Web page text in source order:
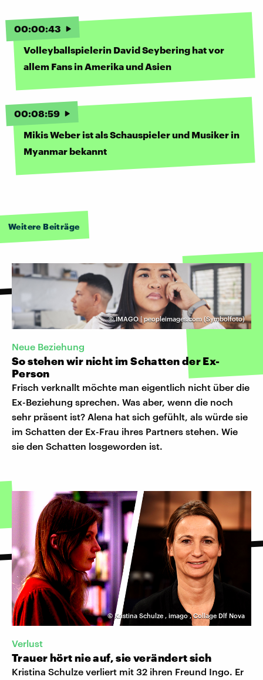
00:00:43
Volleyballspielerin David Seybering hat vor
allem Fans in Amerika und Asien
00:08:59
Mikis Weber ist als Schauspieler und Musiker in
Myanmar bekannt
Weitere Beiträge
©IMAGO | peopleimages.com (Symbolfoto)
Neue Beziehung
So stehen wir nicht im Schatten der Ex-
Person
Frisch verknallt möchte man eigentlich nicht über die
Ex-Beziehung sprechen. Was aber, wenn die noch
sehr präsent ist? Alena hat sich gefühlt, als würde sie
im Schatten der Ex-Frau ihres Partners stehen. Wie
sie den Schatten losgeworden ist.
© Kristina Schulze , imago,Collage Dlf Nova
Verlust
Trauer hört nie auf, sie verändert sich
Kristina Schulze verliert mit 32 ihren Freund Ingo. Er